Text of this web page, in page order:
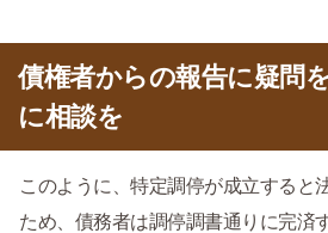
債権者からの報告に疑問
に相談を
このように、特定調停が成立すると
ため、債務者は調停調書通りに完済